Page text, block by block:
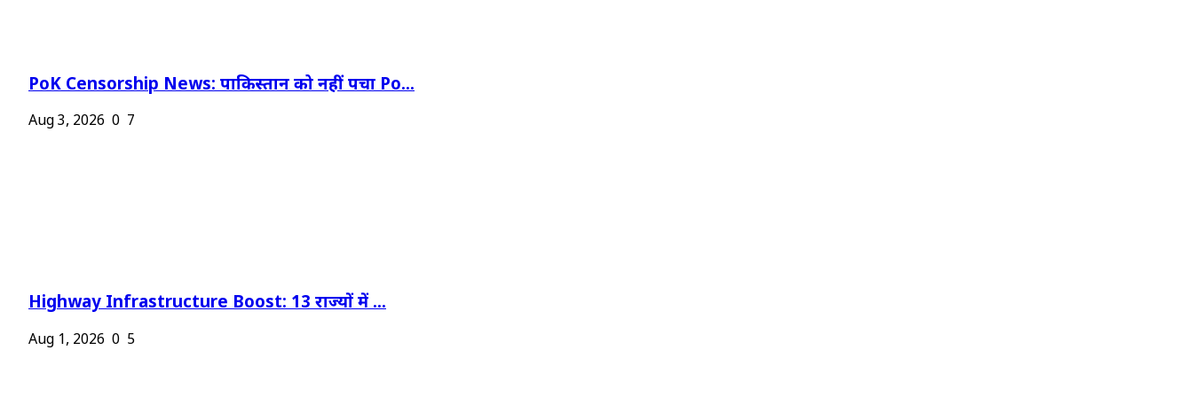
PoK Censorship News: पाकिस्तान को नहीं पचा Po...
Aug 3, 2026 0 7
Highway Infrastructure Boost: 13 राज्यों में ...
Aug 1, 2026 0 5